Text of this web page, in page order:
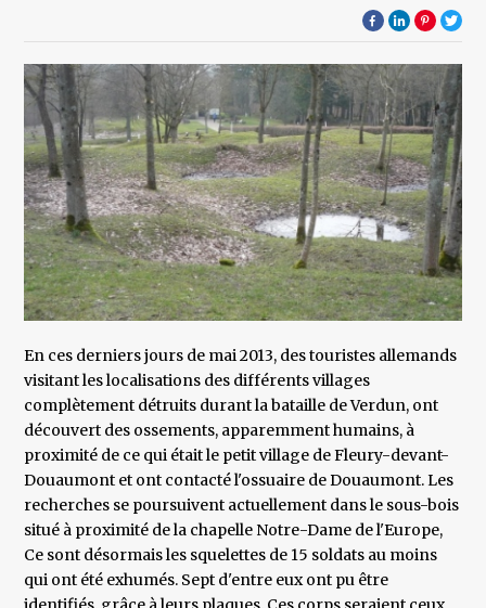
En ces derniers jours de mai 2013, des touristes allemands
visitant les localisations des différents villages
complètement détruits durant la bataille de Verdun, ont
découvert des ossements, apparemment humains, à
proximité de ce qui était le petit village de Fleury-devant-
Douaumont et ont contacté l'ossuaire de Douaumont. Les
recherches se poursuivent actuellement dans le sous-bois
situé à proximité de la chapelle Notre-Dame de l'Europe,
Ce sont désormais les squelettes de 15 soldats au moins
qui ont été exhumés. Sept d'entre eux ont pu être